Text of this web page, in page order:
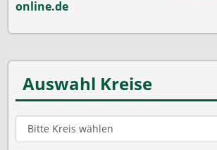
online.de
Auswahl Kreise